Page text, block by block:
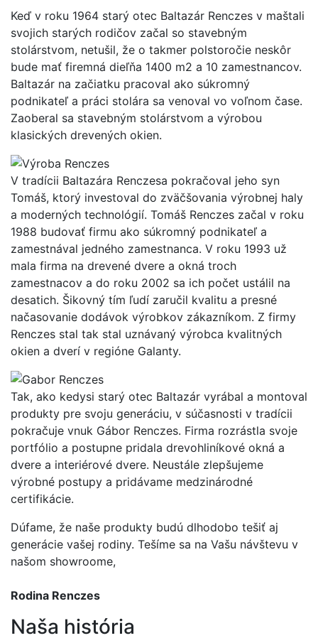
Keď v roku 1964 starý otec Baltazár Renczes v maštali
svojich starých rodičov začal so stavebným
stolárstvom, netušil, že o takmer polstoročie neskôr
bude mať firemná dieľňa 1400 m2 a 10 zamestnancov.
Baltazár na začiatku pracoval ako súkromný
podnikateľ a práci stolára sa venoval vo voľnom čase.
Zaoberal sa stavebným stolárstvom a výrobou
klasických drevených okien.
V tradícii Baltazára Renczesa pokračoval jeho syn
Tomáš, ktorý investoval do zväčšovania výrobnej haly
a moderných technológií. Tomáš Renczes začal v roku
1988 budovať firmu ako súkromný podnikateľ a
zamestnával jedného zamestnanca. V roku 1993 už
mala firma na drevené dvere a okná troch
zamestnacov a do roku 2002 sa ich počet ustálil na
desatich. Šikovný tím ľudí zaručil kvalitu a presné
načasovanie dodávok výrobkov zákazníkom. Z firmy
Renczes stal tak stal uznávaný výrobca kvalitných
okien a dverí v regióne Galanty.
Tak, ako kedysi starý otec Baltazár vyrábal a montoval
produkty pre svoju generáciu, v súčasnosti v tradícii
pokračuje vnuk Gábor Renczes. Firma rozrástla svoje
portfólio a postupne pridala drevohliníkové okná a
dvere a interiérové dvere. Neustále zlepšujeme
výrobné postupy a pridávame medzinárodné
certifikácie.
Dúfame, že naše produkty budú dlhodobo tešiť aj
generácie vašej rodiny. Tešíme sa na Vašu návštevu v
našom showroome,
Rodina Renczes
Naša história